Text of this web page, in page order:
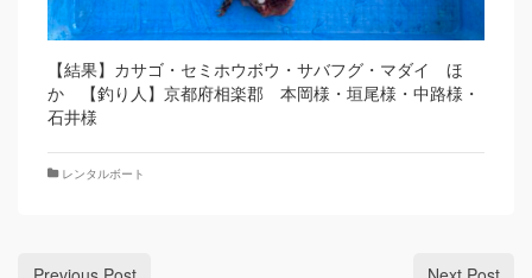
【結果】カサゴ・セミホウボウ・サバフグ・マダイ ほ
か 【釣り人】京都府相楽郡 本岡様・垣尾様・中路様・
石井様
レンタルボート